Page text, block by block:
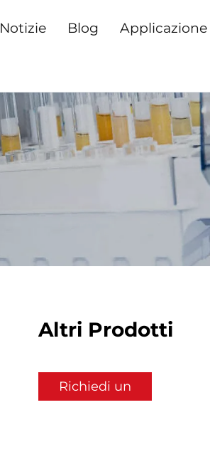
Notizie Blog Applicazione
Altri Prodotti
Richiedi un